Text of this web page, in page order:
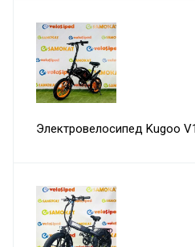
Электровелосипед Kugoo